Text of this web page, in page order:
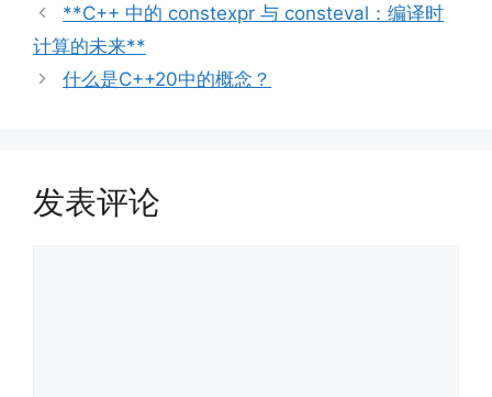
类
**C++ 中的 constexpr 与 consteval：编译时
计算的未来**
什么是C++20中的概念？
发表评论